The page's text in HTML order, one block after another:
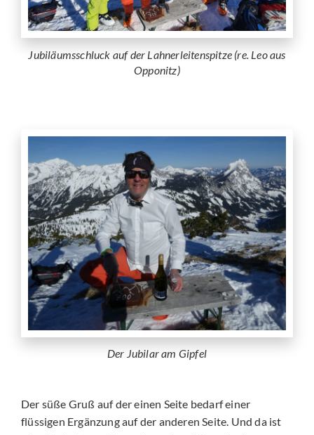
Jubiläumsschluck auf der Lahnerleitenspitze (re. Leo aus
Opponitz)
Der Jubilar am Gipfel
Der süße Gruß auf der einen Seite bedarf einer
flüssigen Ergänzung auf der anderen Seite. Und da ist